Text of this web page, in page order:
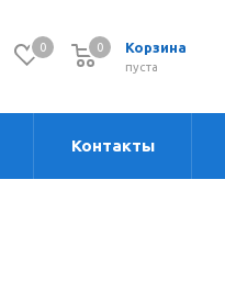
0 Корзина
0
пуста
0
Контакты